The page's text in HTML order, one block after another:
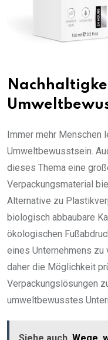
Immer mehr Menschen
Umweltbewusstsein.
dieses Thema eine
Verpackungsmaterial
Alternative zu
biologisch abbaubare
ökologischen
eines Unternehmens
daher die Möglichkeit
Verpackungslösungen
umweltbewusstes